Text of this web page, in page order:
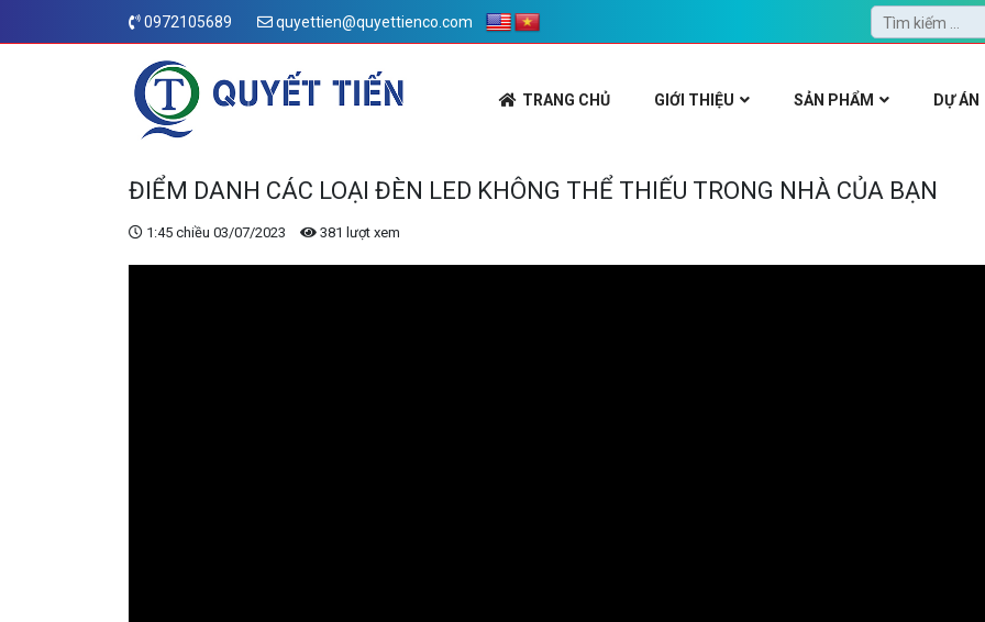
0972105689 quyettien@quyettienco.com
TRANG CHỦ GIỚI THIỆU SẢN PHẨM DỰ ÁN
ĐIỂM DANH CÁC LOẠI ĐÈN LED KHÔNG THỂ THIẾU TRONG NHÀ CỦA BẠN
1:45 chiều 03/07/2023 381 lượt xem